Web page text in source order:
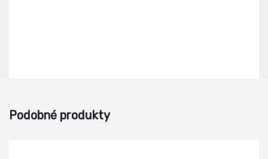
Podobné produkty